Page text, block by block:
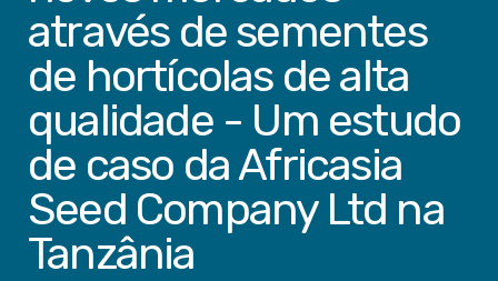
através de sementes
de hortícolas de alta
qualidade - Um estudo
de caso da Africasia
Seed Company Ltd na
Tanzânia